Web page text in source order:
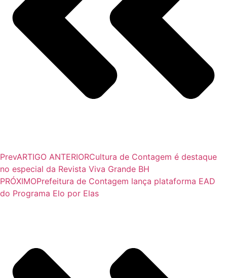
PrevARTIGO ANTERIORCultura de Contagem é destaque
no especial da Revista Viva Grande BH
PRÓXIMOPrefeitura de Contagem lança plataforma EAD
do Programa Elo por Elas